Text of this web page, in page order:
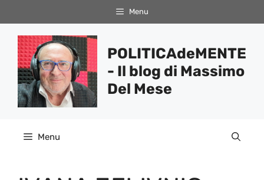
al
contenuto
Menu
POLITICAdeMENTE
- Il blog di Massimo
Del Mese
Menu